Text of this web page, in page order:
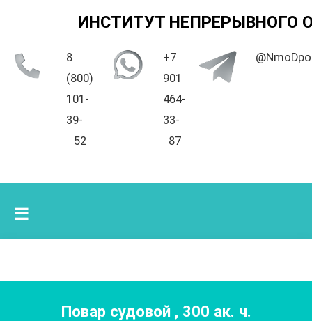
ИНСТИТУТ НЕПРЕРЫВНОГО
8
(800)
101-
39-
52
+7
901
464-
33-
87
☰
Повар судовой , 300 ак. ч.